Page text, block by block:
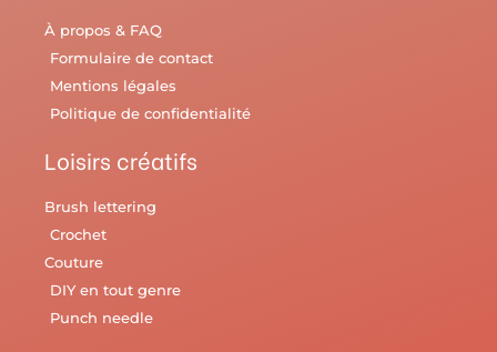
À propos & FAQ
Formulaire de contact
Mentions légales
Politique de confidentialité
Loisirs créatifs
Brush lettering
Crochet
Couture
DIY en tout genre
Punch needle